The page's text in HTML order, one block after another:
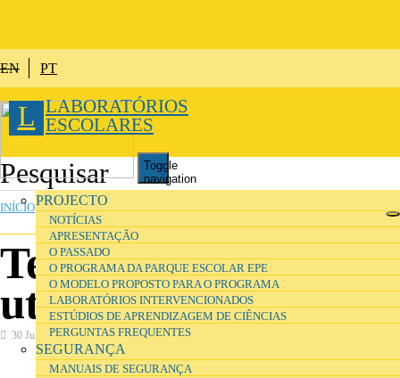
EN PT
L LABORATÓRIOS
ESCOLARES
Toggle
navigation
PROJECTO
NOTÍCIAS
APRESENTAÇÃO
O PASSADO
O PROGRAMA DA PARQUE ESCOLAR EPE
O MODELO PROPOSTO PARA O PROGRAMA
LABORATÓRIOS INTERVENCIONADOS
ESTÚDIOS DE APRENDIZAGEM DE CIÊNCIAS
PERGUNTAS FREQUENTES
SEGURANÇA
MANUAIS DE SEGURANÇA
ESTÁ AQUI
INÍCIO
Termos de
utilização
30 Julho 2016 Apresentação